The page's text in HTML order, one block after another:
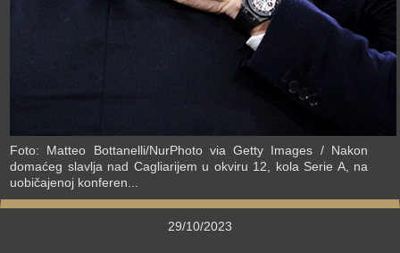
Foto: Matteo Bottanelli/NurPhoto via Getty Images / Nakon
domaćeg slavlja nad Cagliarijem u okviru 12, kola Serie A, na
uobičajenoj konferen...
29/10/2023